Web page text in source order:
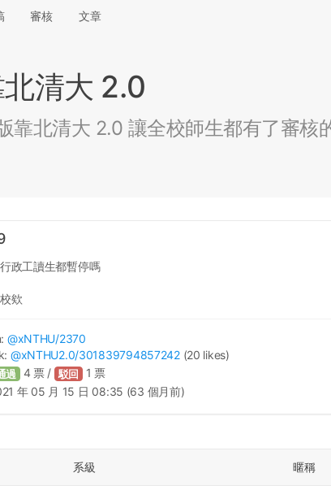
審核 文章
清大 2.0
靠北清大 2.0 讓全校師生都有了審核
政工讀生都暫停嗎
欸
@xNTHU/2370
@xNTHU2.0/301839794857242 (20 likes)
過 4票 / 駁回 1 票
年 05 月 15 日 08:35 (63 個月前)
系級 暱稱